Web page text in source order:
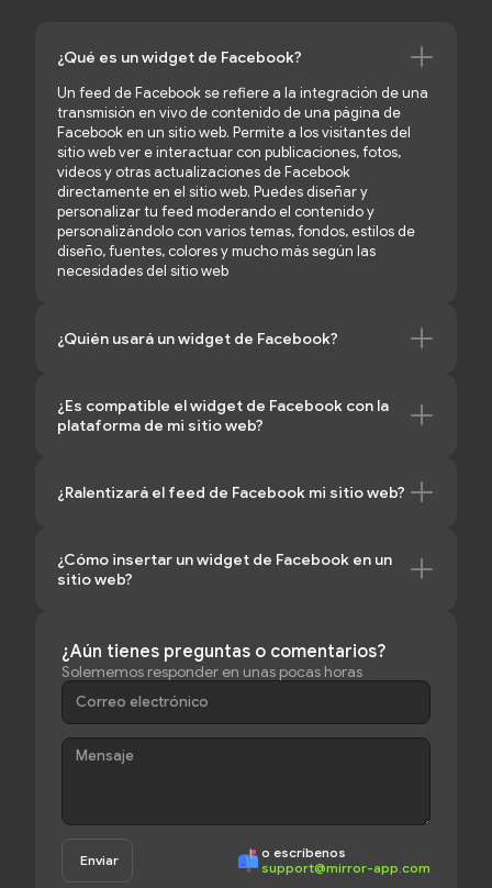
¿Qué es un widget de Facebook?
Un feed de Facebook se refiere a la integración de una
transmisión en vivo de contenido de una página de
Facebook en un sitio web. Permite a los visitantes del
sitio web ver e interactuar con publicaciones, fotos,
videos y otras actualizaciones de Facebook
directamente en el sitio web. Puedes diseñar y
personalizar tu feed moderando el contenido y
personalizándolo con varios temas, fondos, estilos de
diseño, fuentes, colores y mucho más según las
necesidades del sitio web
¿Quién usará un widget de Facebook?
¿Es compatible el widget de Facebook con la
plataforma de mi sitio web?
¿Ralentizará el feed de Facebook mi sitio web?
¿Cómo insertar un widget de Facebook en un
sitio web?
👉 Lee las instrucciones completas →
📩 O escribe a nuestro equipo de soporte
¿Aún tienes preguntas o comentarios?
Solememos responder en unas pocas horas
o escríbenos
support@mirror-app.com